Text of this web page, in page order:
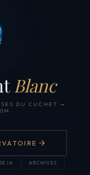
Blanc
DU CUCHET —
IA ARCHIVES